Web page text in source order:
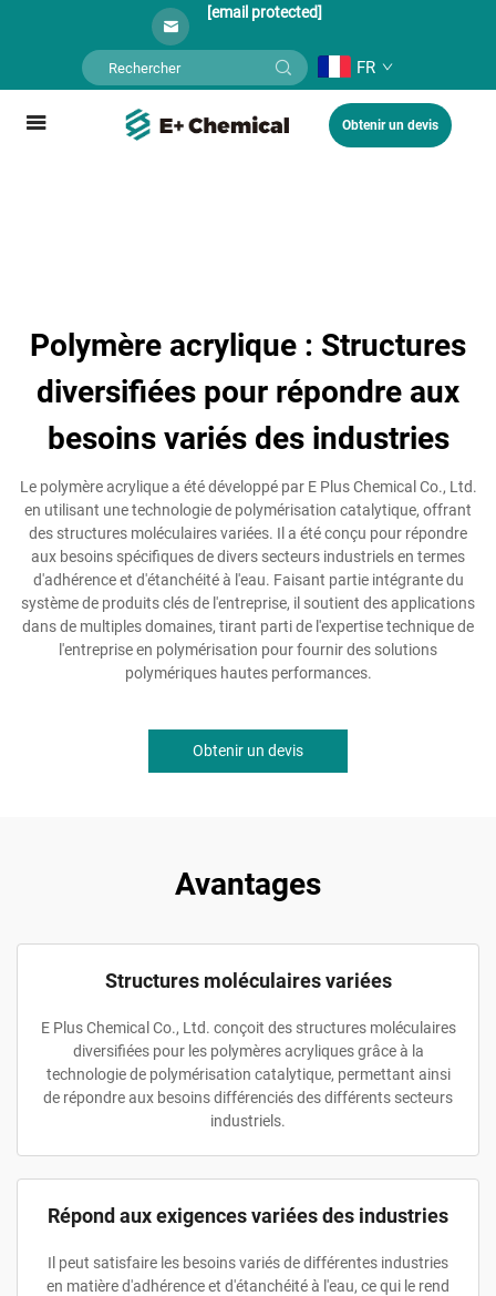
[email protected]
FR
Obtenir un devis
Polymère acrylique : Structures
diversifiées pour répondre aux
besoins variés des industries
Le polymère acrylique a été développé par E Plus Chemical Co., Ltd.
en utilisant une technologie de polymérisation catalytique, offrant
des structures moléculaires variées. Il a été conçu pour répondre
aux besoins spécifiques de divers secteurs industriels en termes
d'adhérence et d'étanchéité à l'eau. Faisant partie intégrante du
système de produits clés de l'entreprise, il soutient des applications
dans de multiples domaines, tirant parti de l'expertise technique de
l'entreprise en polymérisation pour fournir des solutions
polymériques hautes performances.
Obtenir un devis
Avantages
Structures moléculaires variées
E Plus Chemical Co., Ltd. conçoit des structures moléculaires
diversifiées pour les polymères acryliques grâce à la
technologie de polymérisation catalytique, permettant ainsi
de répondre aux besoins différenciés des différents secteurs
industriels.
Répond aux exigences variées des industries
Il peut satisfaire les besoins variés de différentes industries
en matière d'adhérence et d'étanchéité à l'eau, ce qui le rend